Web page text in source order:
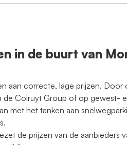
in de buurt van
aan correcte, lage prijzen.
de Colruyt Group of op gewest-
met het tanken aan
de prijzen van de aanbieders